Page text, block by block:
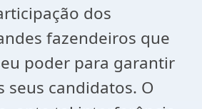
dos
fazendeiros que
poder para garantir
seus candidatos. O